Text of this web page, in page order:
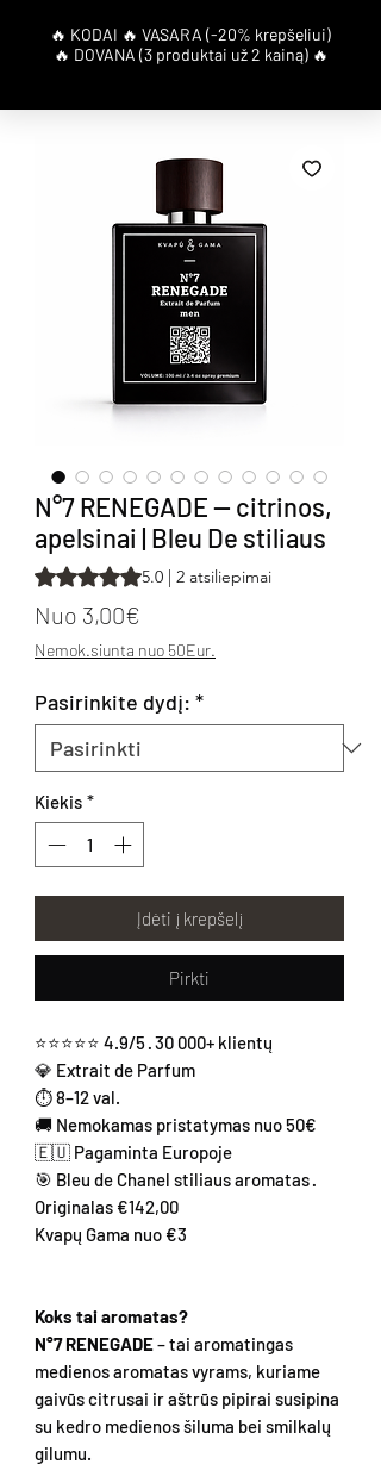
N°7 RENEGADE — citrinos,
apelsinai | Bleu De stiliaus
Rating is 5.0 out of five stars based on 2
5.0 | 2 atsiliepimai
Nuo 3,00€
Nemok.siunta nuo 50Eur.
Pasirinkite dydį: *
Kiekis *
Įdėti į krepšelį
Pirkti
⭐⭐⭐⭐⭐ 4.9/5 · 30 000+ klientų
💎 Extrait de Parfum
⏱ 8–12 val.
🚚 Nemokamas pristatymas nuo 50€
🇪🇺 Pagaminta Europoje
🎯 Bleu de Chanel stiliaus aromatas ·
Originalas €142,00
Kvapų Gama nuo €3
Koks tai aromatas?
N°7 RENEGADE– tai aromatingas
medienos aromatas vyrams, kuriame
gaivūs citrusai ir aštrūs pipirai susipina
su kedro medienos šiluma bei smilkalų
gilumu.